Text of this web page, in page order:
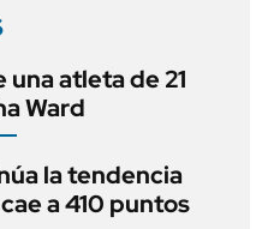
atleta de 21
Ward
la tendencia
a 410 puntos